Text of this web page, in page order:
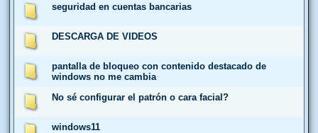
seguridad en cuentas bancarias
DESCARGA DE VIDEOS
pantalla de bloqueo con contenido destacado de
windows no me cambia
No sé configurar el patrón o cara facial?
windows11